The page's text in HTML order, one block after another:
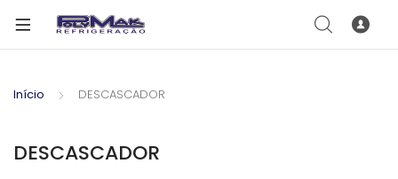
Início DESCASCADOR
DESCASCADOR